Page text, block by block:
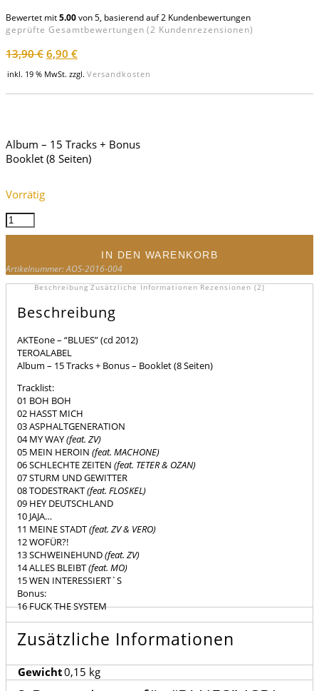
Bewertet mit5.00von 5, basierend auf2 Kundenbewertungen
geprüfte Gesamtbewertungen (2 Kundenrezensionen)
13,90€ Ursprünglicher
war:
13,90 €
6,90 €Aktueller
ist:
6,90 €.
inkl. 19 % MwSt. zzgl. Versandkosten
Album – 15 Tracks + Bonus
Booklet (8 Seiten)
Vorrätig
"BLUES"
(CD)
IN DEN WARENKORB
Artikelnummer:AOS-2016-004
Beschreibung Zusätzliche Informationen Rezensionen (2)
Beschreibung
AKTEone – “BLUES” (cd 2012)
TEROALABEL
Album – 15 Tracks + Bonus – Booklet (8 Seiten)
Tracklist:
01 BOH BOH
02 HASST MICH
03 ASPHALTGENERATION
04 MY WAY(feat. ZV)
05 MEIN HEROIN (feat. MACHONE)
06 SCHLECHTE ZEITEN (feat. TETER & OZAN)
07 STURM UND GEWITTER
08 TODESTRAKT(feat. FLOSKEL)
09 HEY DEUTSCHLAND
10 JAJA…
11 MEINE STADT(feat. ZV & VERO)
12 WOFÜR?!
13 SCHWEINEHUND(feat. ZV)
14 ALLES BLEIBT(feat. MO)
15 WEN INTERESSIERT`S
Bonus:
16 FUCK THE SYSTEM
Zusätzliche Informationen
Gewicht0,15 kg